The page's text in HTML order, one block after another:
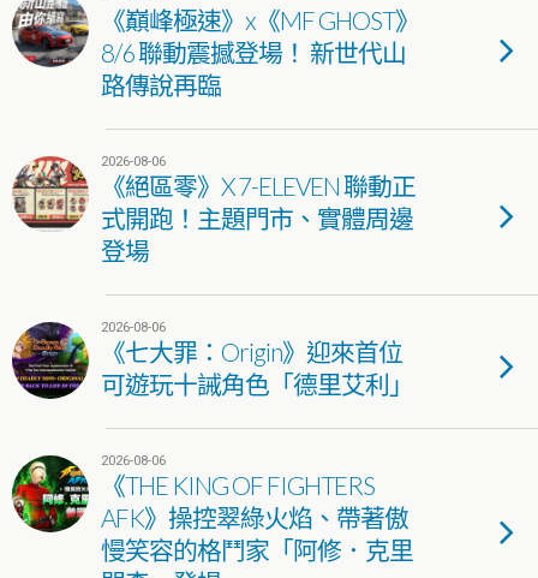
《巔峰極速》x《MF GHOST》
8/6 聯動震撼登場！ 新世代山
路傳說再臨
2026-08-06
《絕區零》X 7-ELEVEN 聯動正
式開跑！主題門市、實體周邊
登場
2026-08-06
《七大罪：Origin》迎來首位
可遊玩十誡角色「德里艾利」
2026-08-06
《THE KING OF FIGHTERS
AFK》操控翠綠火焰、帶著傲
慢笑容的格鬥家「阿修．克里